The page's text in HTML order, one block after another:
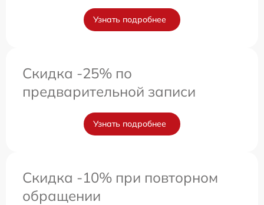
Узнать подробнее
Скидка -25% по
предварительной записи
Узнать подробнее
Скидка -10% при повторном
обращении